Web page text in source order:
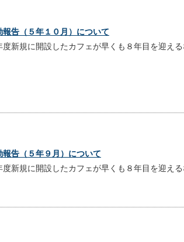
告（５年１０月）について
新規に開設したカフェが早くも８年目を迎える
告（５年９月）について
新規に開設したカフェが早くも８年目を迎える